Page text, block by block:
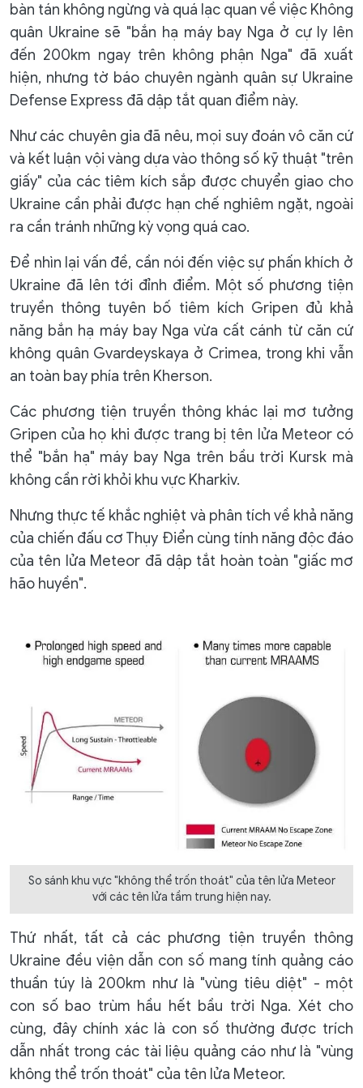
bàn tán không ngừng và quá lạc quan về việc Không
quân Ukraine sẽ "bắn hạ máy bay Nga ở cự ly lên
đến 200km ngay trên không phận Nga" đã xuất
hiện, nhưng tờ báo chuyên ngành quân sự Ukraine
Defense Express đã dập tắt quan điểm này.
Như các chuyên gia đã nêu, mọi suy đoán vô căn cứ
và kết luận vội vàng dựa vào thông số kỹ thuật "trên
giấy" của các tiêm kích sắp được chuyển giao cho
Ukraine cần phải được hạn chế nghiêm ngặt, ngoài
ra cần tránh những kỳ vọng quá cao.
Để nhìn lại vấn đề, cần nói đến việc sự phấn khích ở
Ukraine đã lên tới đỉnh điểm. Một số phương tiện
truyền thông tuyên bố tiêm kích Gripen đủ khả
năng bắn hạ máy bay Nga vừa cất cánh từ căn cứ
không quân Gvardeyskaya ở Crimea, trong khi vẫn
an toàn bay phía trên Kherson.
Các phương tiện truyền thông khác lại mơ tưởng
Gripen của họ khi được trang bị tên lửa Meteor có
thể "bắn hạ" máy bay Nga trên bầu trời Kursk mà
không cần rời khỏi khu vực Kharkiv.
Nhưng thực tế khắc nghiệt và phân tích về khả năng
của chiến đấu cơ Thụy Điển cùng tính năng độc đáo
của tên lửa Meteor đã dập tắt hoàn toàn "giấc mơ
hão huyền".
So sánh khu vực "không thể trốn thoát" của tên lửa Meteor
với các tên lửa tầm trung hiện nay.
Thứ nhất, tất cả các phương tiện truyền thông
Ukraine đều viện dẫn con số mang tính quảng cáo
thuần túy là 200km như là "vùng tiêu diệt" - một
con số bao trùm hầu hết bầu trời Nga. Xét cho
cùng, đây chính xác là con số thường được trích
dẫn nhất trong các tài liệu quảng cáo như là "vùng
không thể trốn thoát" của tên lửa Meteor.